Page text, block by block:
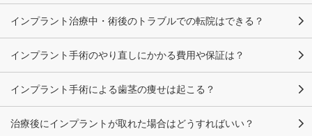
インプラント治療中・術後のトラブルでの転院はできる？
インプラント手術のやり直しにかかる費用や保証は？
インプラント手術による歯茎の痩せは起こる？
治療後にインプラントが取れた場合はどうすればいい？